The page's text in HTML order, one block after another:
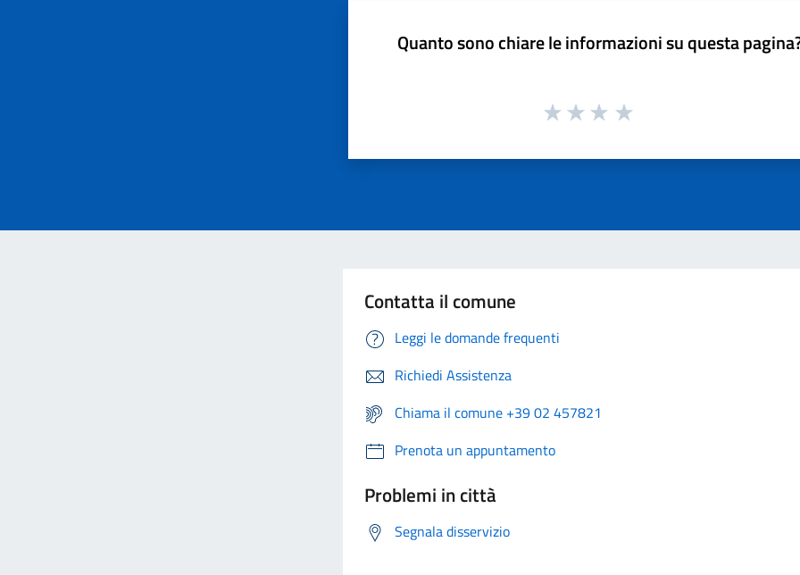
Quanto sono chiare le informazioni su questa
Contatta il comune
Leggi le domande frequenti
Richiedi Assistenza
Chiama il comune +39 02 457821
Prenota un appuntamento
Problemi in città
Segnala disservizio